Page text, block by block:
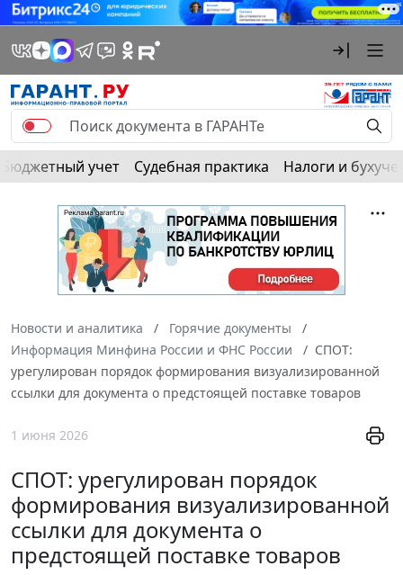
Бюджетный учет Судебная практика Налоги и
Новости и аналитика
Горячие документы
Информация Минфина России и ФНС России
СПОТ:
урегулирован порядок формирования визуализированной
ссылки для документа о предстоящей поставке товаров
1 июня 2026
СПОТ: урегулирован порядок
формирования визуализированной
ссылки для документа о
предстоящей поставке товаров